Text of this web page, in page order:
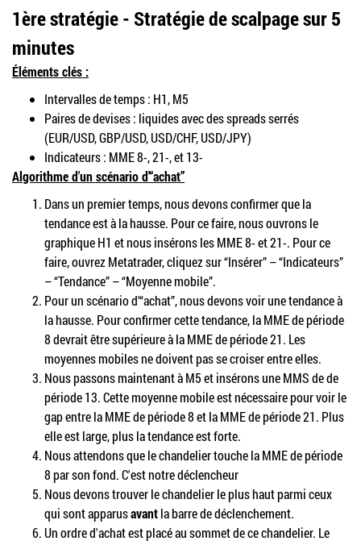
1ère stratégie - Stratégie de scalpage sur 5
minutes
Éléments clés :
Intervalles de temps : H1, M5
Paires de devises : liquides avec des spreads serrés
(EUR/USD, GBP/USD, USD/CHF, USD/JPY)
Indicateurs : MME 8-, 21-, et13-
Algorithme d'un scénario d'“achat”
Dans un premier temps, nous devons confirmer que la
tendance est à la hausse. Pour ce faire, nous ouvrons le
graphique H1 et nous insérons les MME 8- et 21-. Pour ce
faire, ouvrez Metatrader, cliquez sur “Insérer” – “Indicateurs”
– “Tendance” – “Moyenne mobile”.
Pour un scénario d'“achat”, nous devons voir une tendance à
la hausse. Pour confirmer cette tendance, la MME de période
8 devrait être supérieure à la MME de période 21. Les
moyennes mobiles ne doivent pas se croiser entre elles.
Nous passons maintenant à M5 et insérons une MMS de de
période 13. Cette moyenne mobile est nécessaire pour voir le
gap entre la MME de période 8 et la MME de période 21. Plus
elle est large, plus la tendance est forte.
Nous attendons que le chandelier touche la MME de période
8 par son fond. C'est notre déclencheur
Nous devons trouver le chandelier le plus haut parmi ceux
qui sont apparusavantla barre de déclenchement.
Un ordre d'achat est placé au sommet de ce chandelier. Le